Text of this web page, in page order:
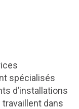
spécialisés
d’installations
dans